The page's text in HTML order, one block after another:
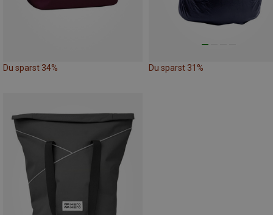
Du sparst 34% Du sparst 31%